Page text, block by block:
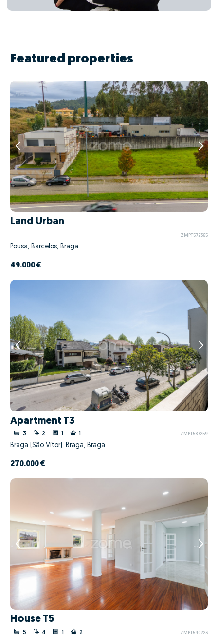
Featured properties
Land Urban
ZMPT572365
Pousa, Barcelos, Braga
49.000 €
Apartment T3
3 2 1 1 ZMPT587259
Braga (São Vítor), Braga, Braga
270.000 €
House T5
5 4 1 2 ZMPT590223